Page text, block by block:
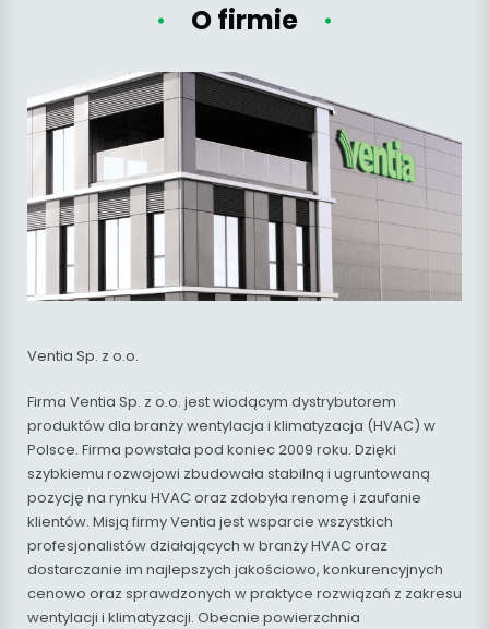
O firmie
Ventia Sp. z o.o.
Firma Ventia Sp. z o.o. jest wiodącym dystrybutorem
produktów dla branży wentylacja i klimatyzacja (HVAC) w
Polsce. Firma powstała pod koniec 2009 roku. Dzięki
szybkiemu rozwojowi zbudowała stabilną i ugruntowaną
pozycję na rynku HVAC oraz zdobyła renomę i zaufanie
klientów. Misją firmy Ventia jest wsparcie wszystkich
profesjonalistów działających w branży HVAC oraz
dostarczanie im najlepszych jakościowo, konkurencyjnych
cenowo oraz sprawdzonych w praktyce rozwiązań z zakresu
wentylacji i klimatyzacji. Obecnie powierzchnia